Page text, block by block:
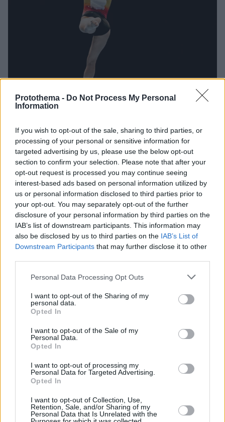
Protothema - Do Not Process My Personal
Information
If you wish to opt-out of the sale, sharing to third parties, or
processing of your personal or sensitive information for
targeted advertising by us, please use the below opt-out
section to confirm your selection. Please note that after your
opt-out request is processed you may continue seeing
interest-based ads based on personal information utilized by
us or personal information disclosed to third parties prior to
your opt-out. You may separately opt-out of the further
disclosure of your personal information by third parties on the
IAB’s list of downstream participants. This information may
also be disclosed by us to third parties on the IAB’s List of
Downstream Participants that may further disclose it to other
Please note that this website/app uses one or more Google
not limited to your visit or usage behaviour. You may click to
grant or deny consent to Google and its third-party tags to
use your data for below specified purposes in below Google
consent section.
Personal Data Processing Opt Outs
I want to opt-out of the Sharing of my
personal data.
Opted In
I want to opt-out of the Sale of my
Personal Data.
Opted In
I want to opt-out of processing my
Personal Data for Targeted Advertising.
Opted In
I want to opt-out of Collection, Use,
Retention, Sale, and/or Sharing of my
Personal Data that Is Unrelated with the
Ο προπονητής ξάπλωσε πάνω στην πρωταθλήτρια της
ενόργανης ενώ ήταν γυμνή και τη ρωτούσε «αν νοιώθει
κάτι»
Πρόκειται για περιστατικό που συνέβη το 2017 - Την
άφησε μόνο όταν του είπε ότι δεν θέλει
25.07.2024, 11:36 27